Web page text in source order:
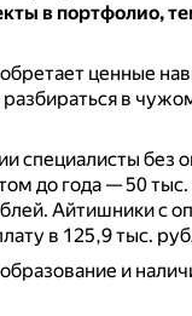
в портфолио,
ценные
в
специалисты без
до года — 50
Айтишники с
в 125,9 тыс.
и